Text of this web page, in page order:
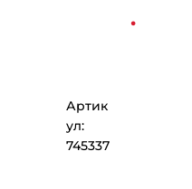
Артик
ул:
745337
.